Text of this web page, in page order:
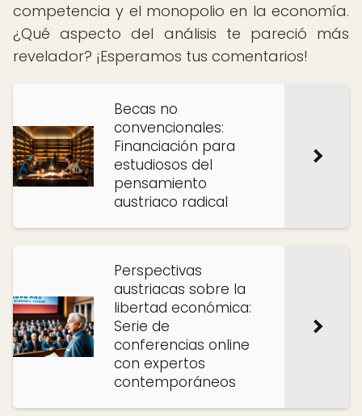
competencia y el monopolio en la economía.
¿Qué aspecto del análisis te pareció más
revelador? ¡Esperamos tus comentarios!
Becas no
convencionales:
Financiación para
estudiosos del
pensamiento
austriaco radical
Perspectivas
austriacas sobre la
libertad económica:
Serie de
conferencias online
con expertos
contemporáneos